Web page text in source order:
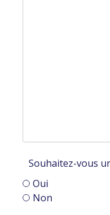
Souhaitez-vous
Oui
Non